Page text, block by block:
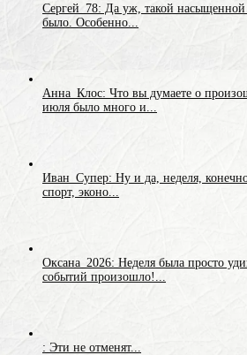
Сергей_78: Да уж, такой насыщенной
было. Особенно...
Анна_Клос: Что вы думаете о
июля было много и...
Иван_Супер: Ну и да, неделя,
спорт, эконо...
Оксана_2026: Неделя была просто
событий произошло!...
: Эти не отменят...